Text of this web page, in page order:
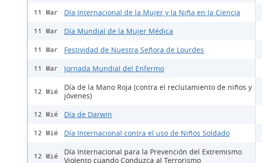
11 Mar Día Internacional de la Mujer y la Niña en la Ciencia
11 Mar Día Mundial de la Mujer Médica
11 Mar Festividad de Nuestra Señora de Lourdes
11 Mar Jornada Mundial del Enfermo
12 Mié
Día de la Mano Roja (contra el reclutamiento de niños y
jóvenes)
12 Mié Día de Darwin
12 Mié Día Internacional contra el uso de Niños Soldado
12 Mié
Día Internacional para la Prevención del Extremismo
Violento cuando Conduzca al Terrorismo